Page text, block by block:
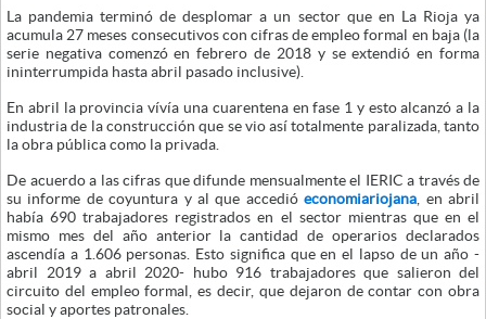
La pandemia terminó de desplomar a un sector que en La Rioja ya
acumula 27 meses consecutivos con cifras de empleo formal en baja (la
serie negativa comenzó en febrero de 2018 y se extendió en forma
ininterrumpida hasta abril pasado inclusive).
En abril la provincia vívía una cuarentena en fase 1 y esto alcanzó a la
industria de la construcción que se vio así totalmente paralizada, tanto
la obra pública como la privada.
De acuerdo a las cifras que difunde mensualmente el IERIC a través de
su informe de coyuntura y al que accedióeconomiariojana , en abril
había 690 trabajadores registrados en el sector mientras que en el
mismo mes del año anterior la cantidad de operarios declarados
ascendía a 1.606 personas. Esto significa que en el lapso de un año -
abril 2019 a abril 2020- hubo 916 trabajadores que salieron del
circuito del empleo formal, es decir, que dejaron de contar con obra
social y aportes patronales.